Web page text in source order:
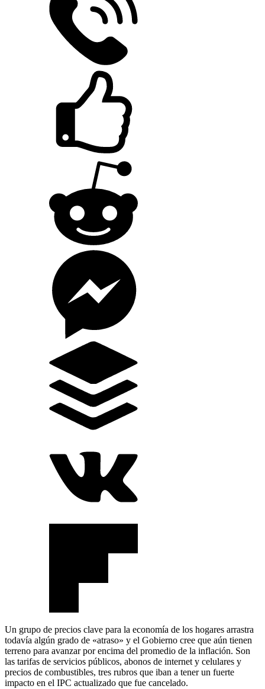
Un grupo de precios clave para la economía de los hogares arrastra
todavía algún grado de «atraso» y el Gobierno cree que aún tienen
terreno para avanzar por encima del promedio de la inflación. Son
las tarifas de servicios públicos, abonos de internet y celulares y
precios de combustibles, tres rubros que iban a tener un fuerte
impacto en el IPC actualizado que fue cancelado.